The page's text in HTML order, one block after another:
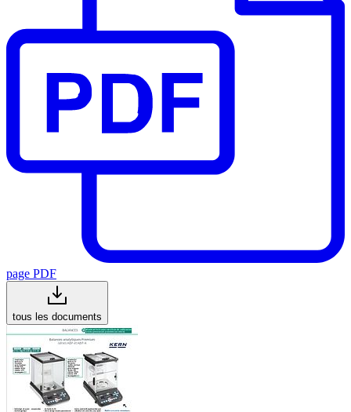
page PDF
tous les documents